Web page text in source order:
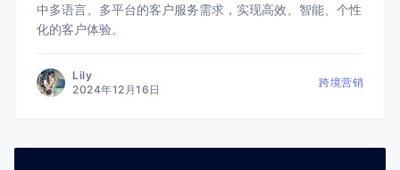
中多语言、多平台的客户服务需求，实现高效、智能、个性
化的客户体验。
Lily
2024年12月16日
跨境营销